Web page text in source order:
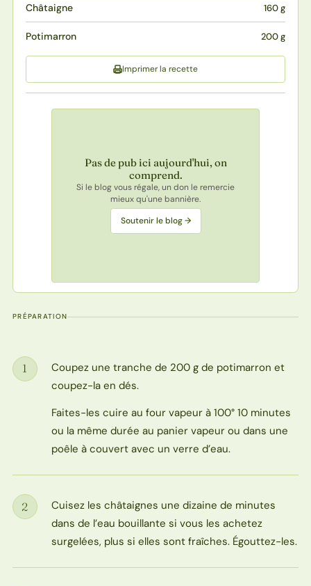
Châtaigne 160 g
Potimarron 200 g
Imprimer la recette
Pas de pub ici aujourd'hui, on
comprend.
Si le blog vous régale, un don le remercie
mieux qu'une bannière.
Soutenir le blog →
PRÉPARATION
Étape
1
Coupez une tranche de 200 g de potimarron et
coupez-la en dés.
Faites-les cuire au four vapeur à 100° 10 minutes
ou la même durée au panier vapeur ou dans une
poêle à couvert avec un verre d’eau.
Étape
2
Cuisez les châtaignes une dizaine de minutes
dans de l’eau bouillante si vous les achetez
surgelées, plus si elles sont fraîches. Égouttez-les.